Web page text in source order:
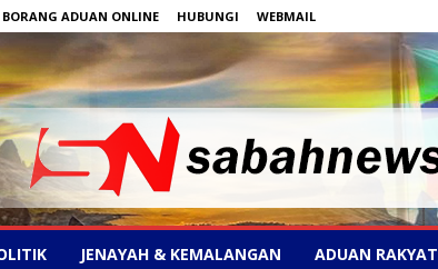
BORANG ADUAN ONLINE HUBUNGI WEBMAIL
JENAYAH & KEMALANGAN ADUAN RAKYAT